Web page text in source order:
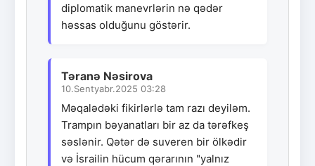
diplomatik manevrlərin nə qədər
həssas olduğunu göstərir.
Təranə Nəsirova
10.Sentyabr.2025 03:28
Məqalədəki fikirlərlə tam razı deyiləm.
Trampın bəyanatları bir az da tərəfkeş
səslənir. Qətər də suveren bir ölkədir
və İsrailin hücum qərarının "yalnız